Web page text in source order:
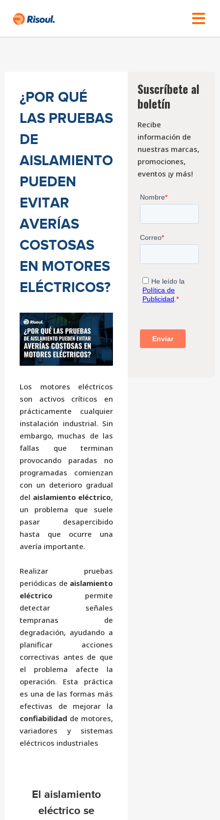
¿POR QUÉ
LAS PRUEBAS
DE
AISLAMIENTO
PUEDEN
EVITAR
AVERÍAS
COSTOSAS
EN MOTORES
ELÉCTRICOS?
Los motores eléctricos
son activos críticos en
prácticamente cualquier
instalación industrial. Sin
embargo, muchas de las
fallas que terminan
provocando paradas no
programadas comienzan
con un deterioro gradual
del aislamiento eléctrico,
un problema que suele
pasar desapercibido
hasta que ocurre una
avería importante.
Realizar pruebas
periódicas de aislamiento
eléctrico permite
detectar señales
tempranas de
degradación, ayudando a
planificar acciones
correctivas antes de que
el problema afecte la
operación. Esta práctica
es una de las formas más
efectivas de mejorar la
confiabilidad de motores,
variadores y sistemas
eléctricos industriales
El aislamiento
eléctrico se
Suscríbete al
boletín
Recibe
información de
nuestras marcas,
promociones,
eventos ¡y más!